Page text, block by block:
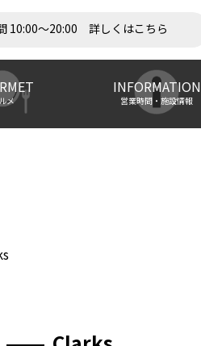
10:00～20:00 詳しくはこちら
メ
INFORMATION
営業時間・施設情報